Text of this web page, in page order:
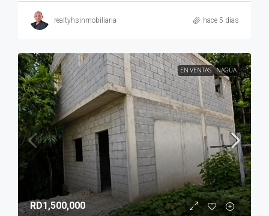
realtyhsinmobiliaria hace 5 días
EN VENTAS NAGUA
RD1,500,000